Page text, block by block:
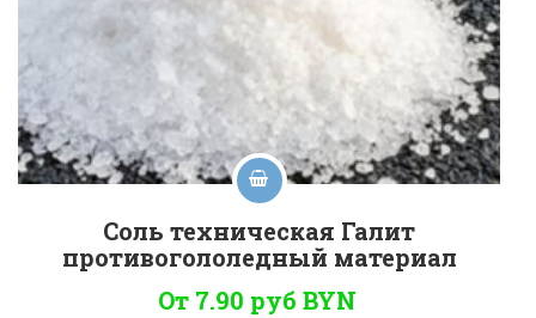
Соль техническая Галит
противогололедный материал
От 7.90 руб BYN